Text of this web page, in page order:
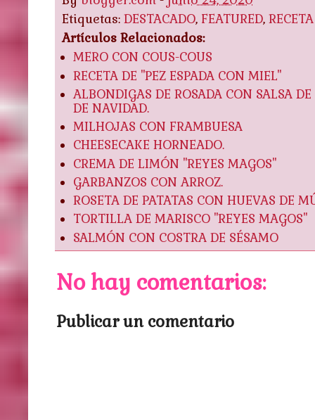
Etiquetas: DESTACADO, FEATURED,
Artículos Relacionados:
MERO CON COUS-COUS
RECETA DE "PEZ ESPADA CON MIEL"
ALBONDIGAS DE ROSADA CON SALSA
DE NAVIDAD.
MILHOJAS CON FRAMBUESA
CHEESECAKE HORNEADO.
CREMA DE LIMÓN "REYES MAGOS"
GARBANZOS CON ARROZ.
ROSETA DE PATATAS CON HUEVAS DE
TORTILLA DE MARISCO "REYES MAGOS"
SALMÓN CON COSTRA DE SÉSAMO
No hay comentarios:
Publicar un comentario